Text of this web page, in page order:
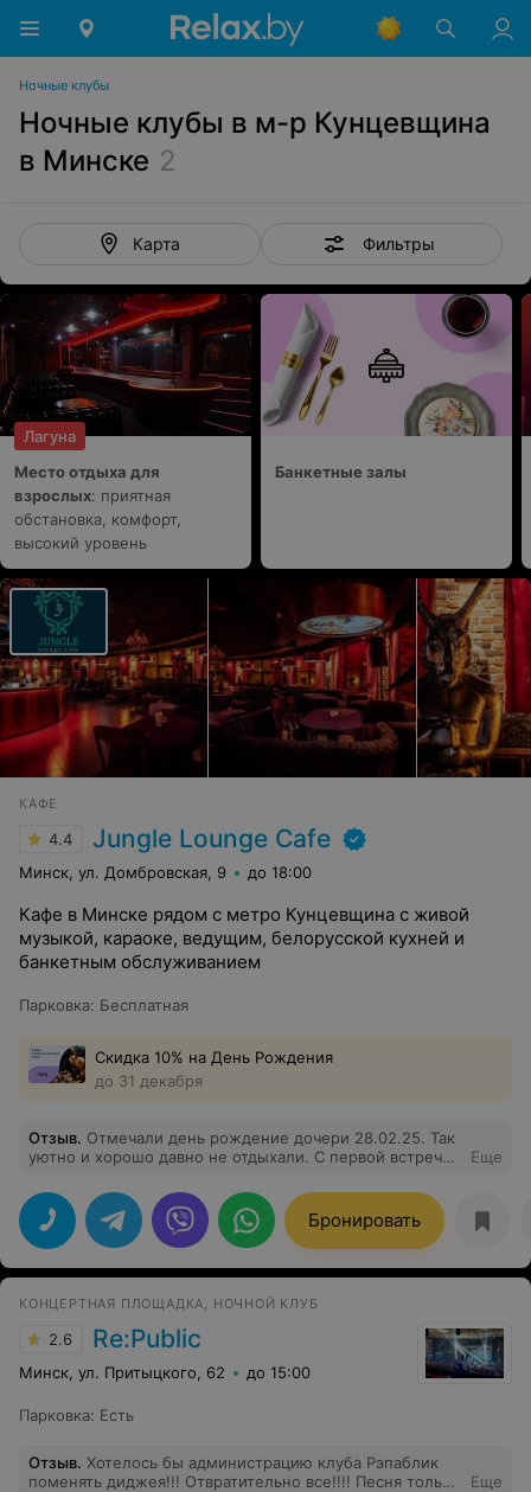
Ночные клубы
Ночные клубы в м-р Кунцевщина
в Минске 2
Карта Фильтры
Лагуна
Место отдыха для
взрослых: приятная
обстановка, комфорт,
высокий уровень
Банкетные залы
КАФЕ
4.4 Jungle Lounge Cafe
Минск, ул. Домбровская, 9 до 18:00
Кафе в Минске рядом с метро Кунцевщина с живой
музыкой, караоке, ведущим, белорусской кухней и
банкетным обслуживанием
Парковка: Бесплатная
Скидка 10% на День Рождения
до 31 декабря
Отзыв. Отмечали день рождение дочери 28.02.25. Так
уютно и хорошо давно не отдыхали. С первой встречи
комфорт. Всё расскажут, подскажут. Обслуживание на
высшем уровне. Мы взяли Vip зону и очень она уютная.
Еда вкусная, порции большие. Обалденные говяжьи
щёчки (рекомендация администратора). Отдельное
спасибо официанту Анне. Приятная, вежливая,
отношение. Очень рекомендую.
Еще
Бронировать
КОНЦЕРТНАЯ ПЛОЩАДКА, НОЧНОЙ КЛУБ
2.6 Re:Public
Минск, ул. Притыцкого, 62 до 15:00
Парковка: Есть
Отзыв. Хотелось бы администрацию клуба Рэпаблик
поменять диджея!!! Отвратительно все!!!! Песня только
Еще